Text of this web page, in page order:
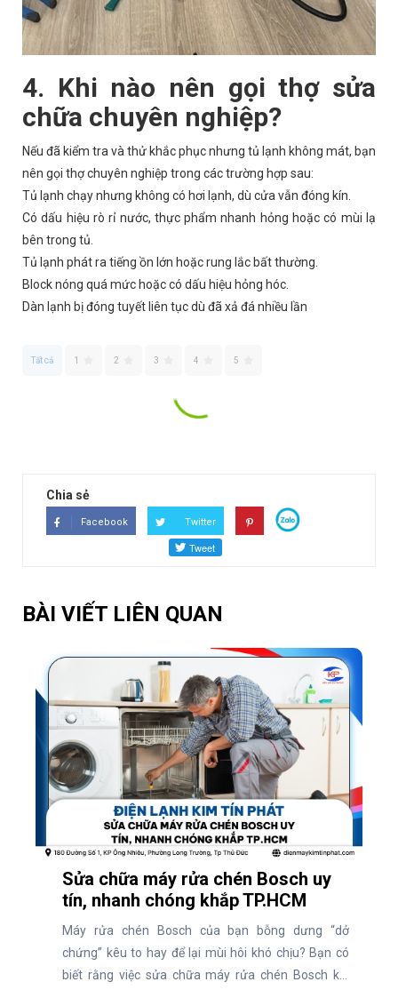
4. Khi nào nên gọi thợ sửa
chữa chuyên nghiệp?
Nếu đã kiểm tra và thử khắc phục nhưng tủ lạnh không mát, bạn
nên gọi thợ chuyên nghiệp trong các trường hợp sau:
Tủ lạnh chạy nhưng không có hơi lạnh, dù cửa vẫn đóng kín.
Có dấu hiệu rò rỉ nước, thực phẩm nhanh hỏng hoặc có mùi lạ
bên trong tủ.
Tủ lạnh phát ra tiếng ồn lớn hoặc rung lắc bất thường.
Block nóng quá mức hoặc có dấu hiệu hỏng hóc.
Dàn lạnh bị đóng tuyết liên tục dù đã xả đá nhiều lần
Tất cả 1 2 3 4 5
XEM TẤT CẢ ĐÁNH GIÁ
Chia sẻ
Facebook Twitter
BÀI VIẾT LIÊN QUAN
Sửa chữa máy rửa chén Bosch uy
tín, nhanh chóng khắp TP.HCM
Máy rửa chén Bosch của bạn bỗng dưng “dở
chứng” kêu to hay để lại mùi hôi khó chịu? Bạn có
biết rằng việc sửa chữa máy rửa chén Bosch kịp